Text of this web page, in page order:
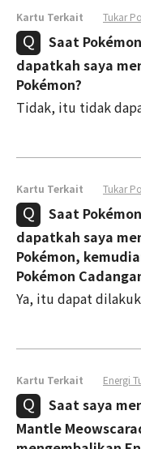
Kartu Terkait Tukar
Saat
dapatkah saya
Pokémon?
Tidak, itu tidak
Kartu Terkait Tukar
Saat
dapatkah saya
Pokémon,
Pokémon
Ya, itu dapat
Kartu Terkait Energi
Saat saya
Mantle